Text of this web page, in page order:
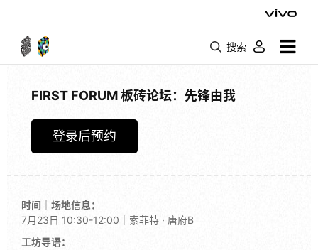
搜索
FIRST FORUM 板砖论坛：先锋由我
登录后预约
时间｜场地信息：
7月23日 10:30-12:00｜索菲特 · 唐府B
工坊导语：